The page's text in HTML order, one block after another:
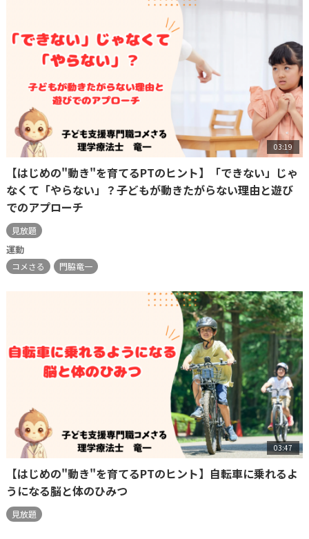
03:19
【はじめの"動き"を育てるPTのヒント】「できない」じゃ
なくて「やらない」？子どもが動きたがらない理由と遊び
でのアプローチ
見放題
運動
コメさる 門脇竜一
03:47
【はじめの"動き"を育てるPTのヒント】自転車に乗れるよ
うになる脳と体のひみつ
見放題